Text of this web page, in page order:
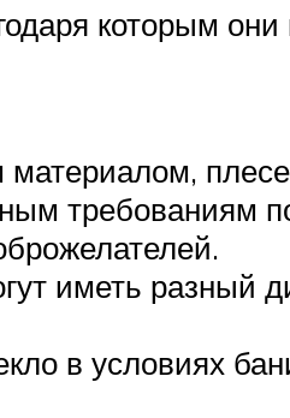
которым они
материалом,
требованиям
иметь разный
в условиях